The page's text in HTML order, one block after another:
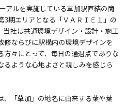
アルを実施している草加駅直結の商
3期エリアとなる「ＶＡＲＩＥ１」の
当社は共通環境デザイン・設計・施工
修ならびに駅構内の環境デザインを
方々にとって、毎日の通過点でありな
るような心地よさと親しみを感じら
、「草加」の地名に由来する葉や葉